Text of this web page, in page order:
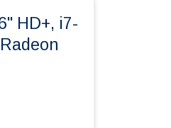
HD+, i7-